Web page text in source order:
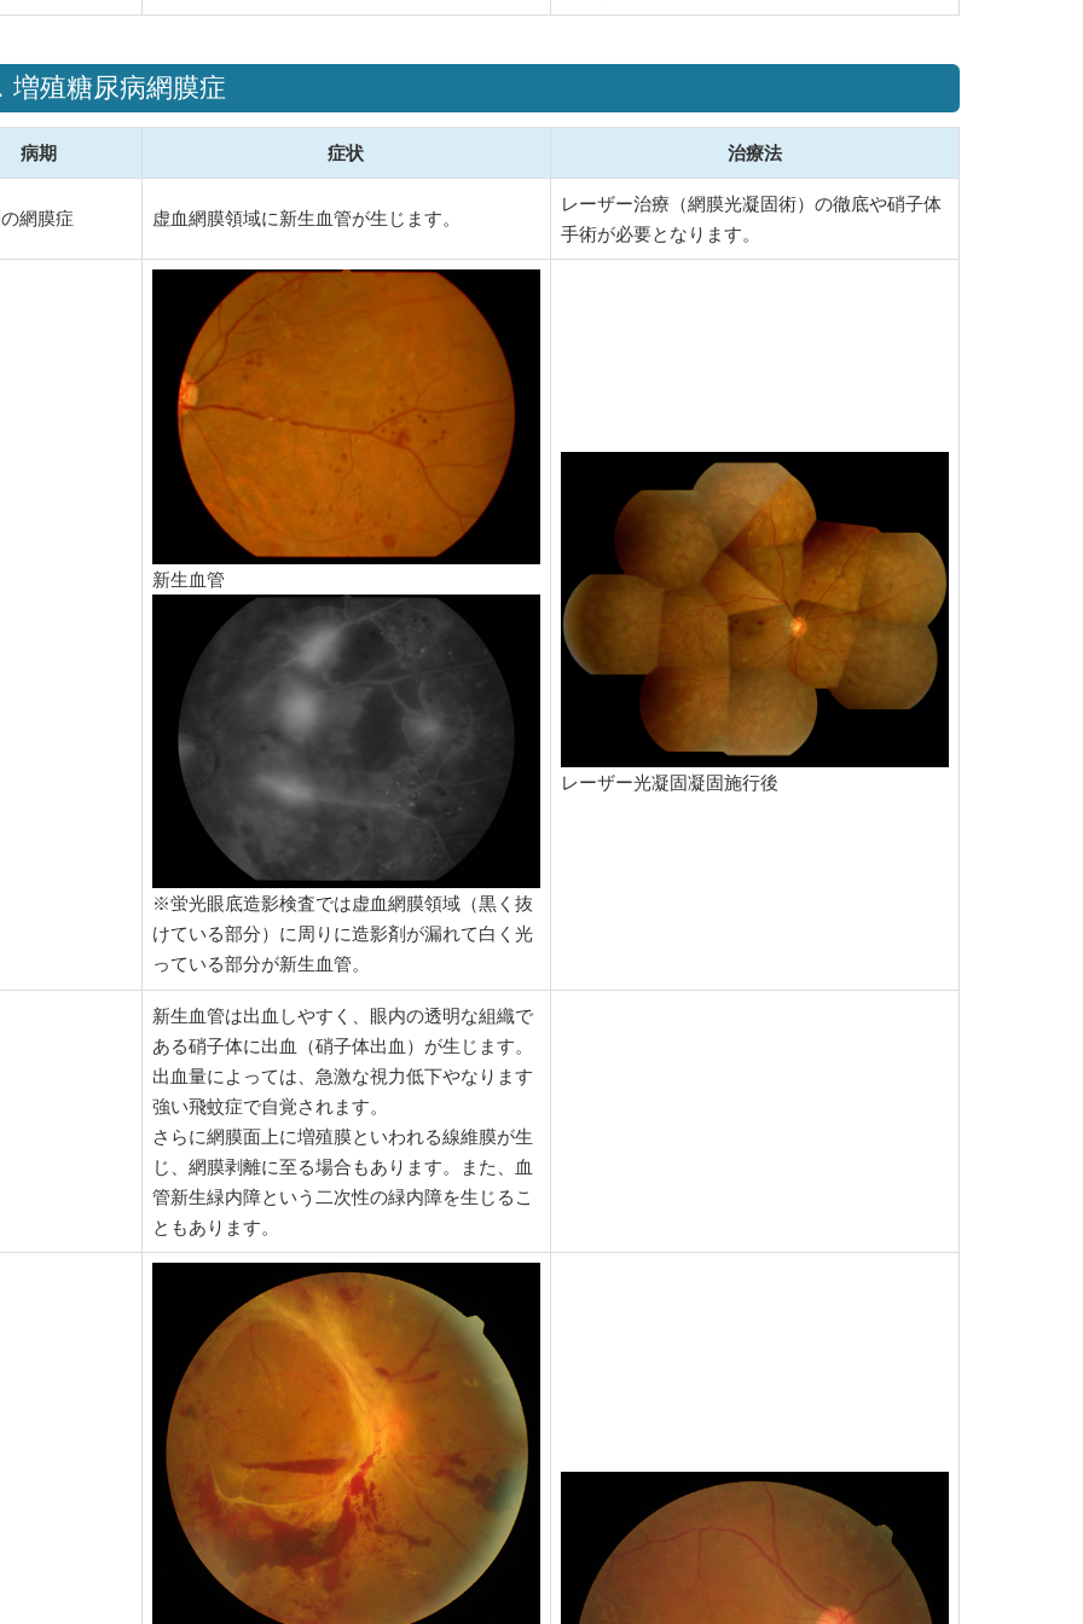
増殖糖尿病網膜症
病期 症状 治療法
網膜症 虚血網膜領域に新生血管が生じます。
レーザー治療（網膜光凝固術）の徹底や硝子体
手術が必要となります。
新生血管
※蛍光眼底造影検査では虚血網膜領域（黒く抜
けている部分）に周りに造影剤が漏れて白く光
っている部分が新生血管。
レーザー光凝固凝固施行後
新生血管は出血しやすく、眼内の透明な組織で
ある硝子体に出血（硝子体出血）が生じます。
出血量によっては、急激な視力低下やなります
強い飛蚊症で自覚されます。
さらに網膜面上に増殖膜といわれる線維膜が生
じ、網膜剥離に至る場合もあります。また、血
管新生緑内障という二次性の緑内障を生じるこ
ともあります。